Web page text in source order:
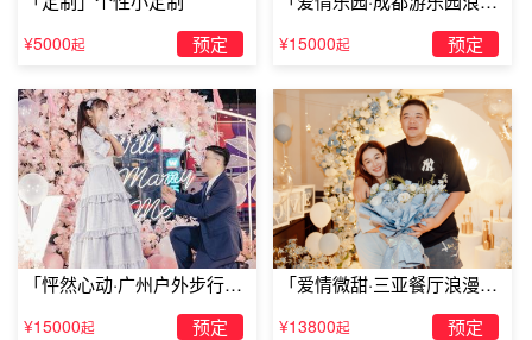
¥5000起 预定
求婚」
¥15000起 预定
「怦然心动·广州户外步行街
¥15000起 预定
「爱情微甜·三亚餐厅浪漫求
¥13800起 预定